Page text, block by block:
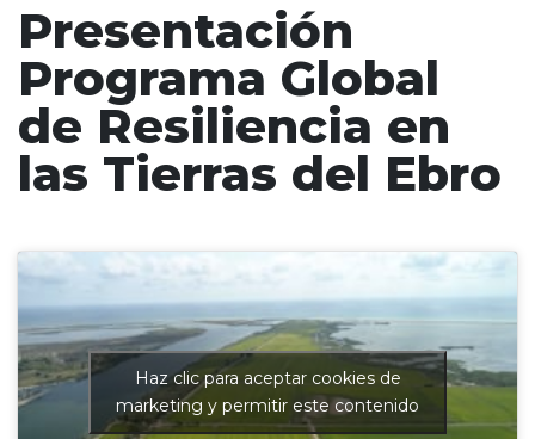
Presentación
Programa Global
de Resiliencia en
las Tierras del Ebro
Haz clic para aceptar cookies de
marketing y permitir este contenido